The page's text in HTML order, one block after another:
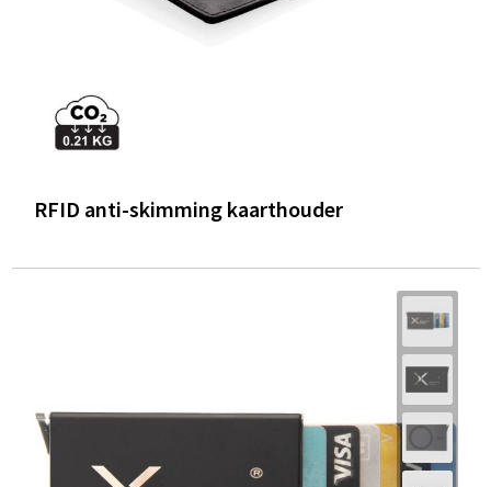
RFID anti-skimming kaarthouder